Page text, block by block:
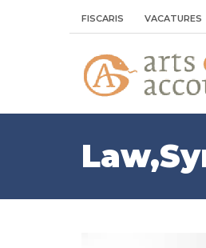
FISCARIS VACATURES